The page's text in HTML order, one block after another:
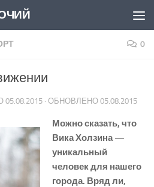
0
05.08.2015 · ОБНОВЛЕНО 05.08.2015
Можно сказать, что
Вика Холзина —
уникальный
человек для нашего
города. Вряд ли,